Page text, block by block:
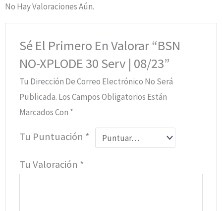
No Hay Valoraciones Aún.
Sé El Primero En Valorar “BSN
NO-XPLODE 30 Serv | 08/23”
Tu Dirección De Correo Electrónico No Será
Publicada. Los Campos Obligatorios Están
Marcados Con *
Tu Puntuación *
Tu Valoración *